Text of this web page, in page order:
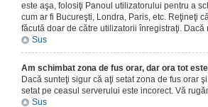
este aşa, folosiţi Panoul utilizatorului pentru a
cum ar fi Bucureşti, Londra, Paris, etc. Reţineţi
făcută doar de către utilizatorii înregistraţi.
Sus
Am schimbat zona de fus orar, dar ora tot
Dacă sunteţi sigur că aţi setat zona de fus orar
setat pe ceasul serverului este incorect. Vă
Sus